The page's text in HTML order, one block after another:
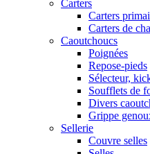
Carters
Carters
Carters de
Caoutchoucs
Poignées
Repose-pieds
Sélecteur,
Soufflets de
Divers
Grippe
Sellerie
Couvre selles